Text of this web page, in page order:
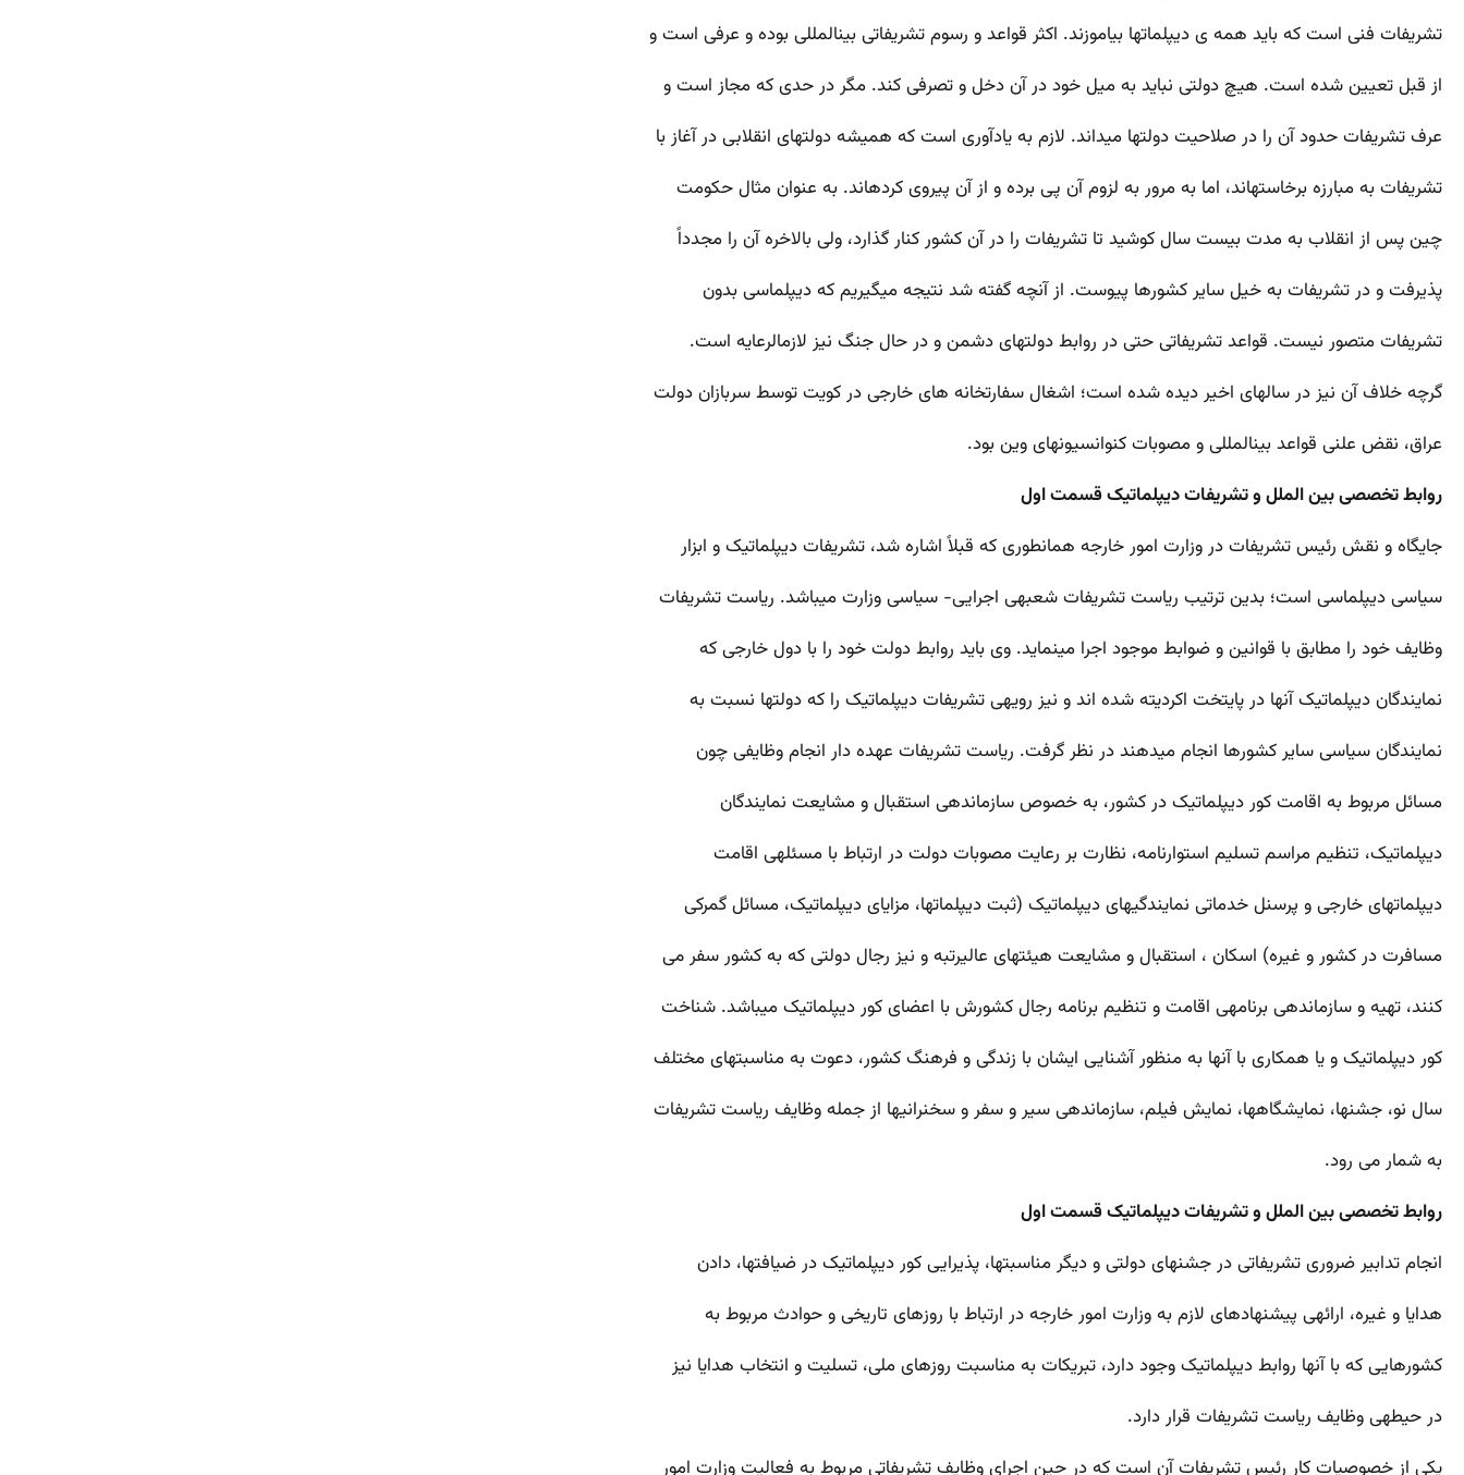
تشریفات فنی است که باید همه­ ی دیپلمات­ها بیاموزند. اکثر قواعد و رسوم تشریفاتی بین­المللی بوده و عرفی است و
از قبل تعیین شده است. هیچ دولتی نباید به میل خود در آن دخل و تصرفی کند. مگر در حدی که مجاز است و
عرف تشریفات حدود آن را در صلاحیت دولت­ها می­داند. لازم به یادآوری است که همیشه دولت­های انقلابی در آغاز با
تشریفات به مبارزه برخاسته­اند، اما به مرور به لزوم آن پی برده و از آن پیروی کرده­اند. به عنوان مثال حکومت
چین پس از انقلاب به مدت بیست سال کوشید تا تشریفات را در آن کشور کنار گذارد، ولی بالاخره آن را مجدداً
پذیرفت و در تشریفات به خیل سایر کشورها پیوست. از آنچه گفته شد نتیجه می­گیریم که دیپلماسی بدون
تشریفات متصور نیست. قواعد تشریفاتی حتی در روابط دولت­های دشمن و در حال جنگ نیز لازم­الرعایه است.
گرچه خلاف آن نیز در سال­های اخیر دیده شده است؛ اشغال سفارتخانه­ های خارجی در کویت توسط سربازان دولت
عراق، نقض علنی قواعد بین­المللی و مصوبات کنوانسیون­های وین بود.
روابط تخصصی بین الملل و تشریفات دیپلماتیک قسمت اول
جایگاه و نقش رئیس تشریفات در وزارت امور خارجه همان­طوری که قبلاً اشاره شد، تشریفات دیپلماتیک و ابزار
سیاسی دیپلماسی است؛ بدین ترتیب ریاست تشریفات شعبه­ی اجرایی- سیاسی وزارت می­باشد. ریاست تشریفات
وظایف خود را مطابق با قوانین و ضوابط موجود اجرا می­نماید. وی باید روابط دولت خود را با دول خارجی که
نمایندگان دیپلماتیک آنها در پایتخت اکردیته شده­ اند و نیز رویه­ی تشریفات دیپلماتیک را که دولت­ها نسبت به
نمایندگان سیاسی سایر کشورها انجام می­دهند در نظر گرفت. ریاست تشریفات عهده­ دار انجام وظایفی چون
مسائل مربوط به اقامت کور دیپلماتیک در کشور، به خصوص سازماندهی استقبال و مشایعت نمایندگان
دیپلماتیک، تنظیم مراسم تسلیم استوارنامه، نظارت بر رعایت مصوبات دولت در ارتباط با مسئله­ی اقامت
دیپلماتهای خارجی و پرسنل خدماتی نمایندگی­های دیپلماتیک (ثبت دیپلمات­ها، مزایای دیپلماتیک، مسائل گمرکی
مسافرت در کشور و غیره) اسکان ، استقبال و مشایعت هیئت­های عالی­رتبه و نیز رجال دولتی که به کشور سفر می­
کنند، تهیه و سازماندهی برنامه­ی اقامت و تنظیم برنامه رجال کشورش با اعضای کور دیپلماتیک می­باشد. شناخت
کور دیپلماتیک و یا همکاری با آنها به منظور آشنایی ایشان با زندگی و فرهنگ کشور، دعوت به مناسبت­های مختلف
سال نو، جشن­ها، نمایشگاه­ها، نمایش فیلم، سازماندهی سیر و سفر و سخنرانی­ها از جمله وظایف ریاست تشریفات
به شمار می­ رود.
روابط تخصصی بین الملل و تشریفات دیپلماتیک قسمت اول
انجام تدابیر ضروری تشریفاتی در جشن­های دولتی و دیگر مناسبت­ها، پذیرایی کور دیپلماتیک در ضیافت­ها، دادن
هدایا و غیره، ارائه­ی پیشنهادهای لازم به وزارت امور خارجه در ارتباط با روزهای تاریخی و حوادث مربوط به
کشورهایی که با آنها روابط دیپلماتیک وجود دارد، تبریکات به مناسبت روزهای ملی، تسلیت و انتخاب هدایا نیز
در حیطه­ی وظایف ریاست تشریفات قرار دارد.
یکی از خصوصیات کار رئیس تشریفات آن است که در حین اجرای وظایف تشریفاتی مربوط به فعالیت وزارت امور